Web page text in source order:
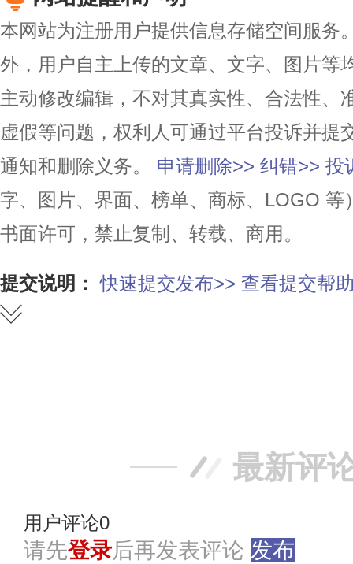
本网站为注册用户提供信息存储空间服务
外，用户自主上传的文章、文字、图片等
主动修改编辑，不对其真实性、合法性、
虚假等问题，权利人可通过平台投诉并提
通知和删除义务。
申请删除>> 纠错>> 投
字、图片、界面、榜单、商标、LOGO
书面许可，禁止复制、转载、商用。
提交说明： 快速提交发布>> 查看提交帮
最新评
用户评论0
请先登录后再发表评论 发布